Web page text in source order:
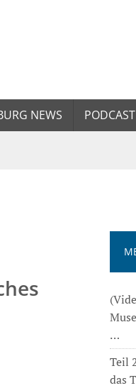
NEWS PODCAST
…
Teil
das